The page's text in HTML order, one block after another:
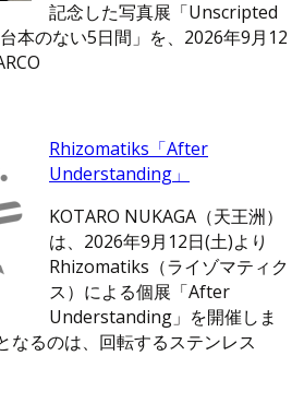
記念した写真展「Unscripted
本のない5日間」を、2026年9月12
Rhizomatiks「After
Understanding」
KOTARO NUKAGA（天王洲）
は、2026年9月12日(土)より
Rhizomatiks（ライゾマティク
ス）による個展「After
Understanding」を開催しま
なるのは、回転するステンレス